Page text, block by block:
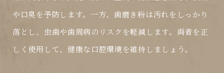
や口臭を予防します。一方、歯磨き粉は汚れをしっかり
落とし、虫歯や歯周病のリスクを軽減します。両者を正
しく使用して、健康な口腔環境を維持しましょう。